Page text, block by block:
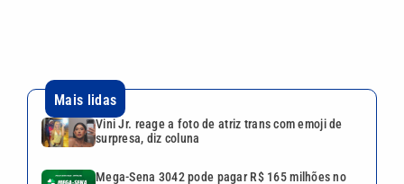
imersiva ‘O Código Troll’
Bryan Johnson: milionário de 48 anos usa plasma
do próprio filho em busca da ‘juventude eterna’